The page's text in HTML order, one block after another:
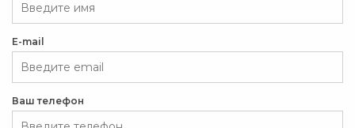
E-mail
Ваш телефон